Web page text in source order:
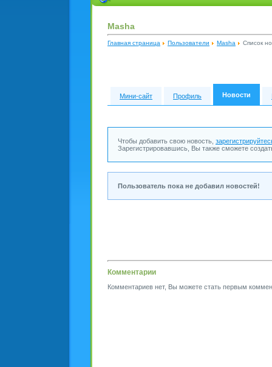
Masha
Главная страница Пользователи Masha Список
Мини-сайт Профиль Новости
Чтобы добавить свою новость,
Зарегистрировавшись, Вы также сможете
Пользователь пока не добавил новостей!
Комментарии
Комментариев нет, Вы можете стать первым